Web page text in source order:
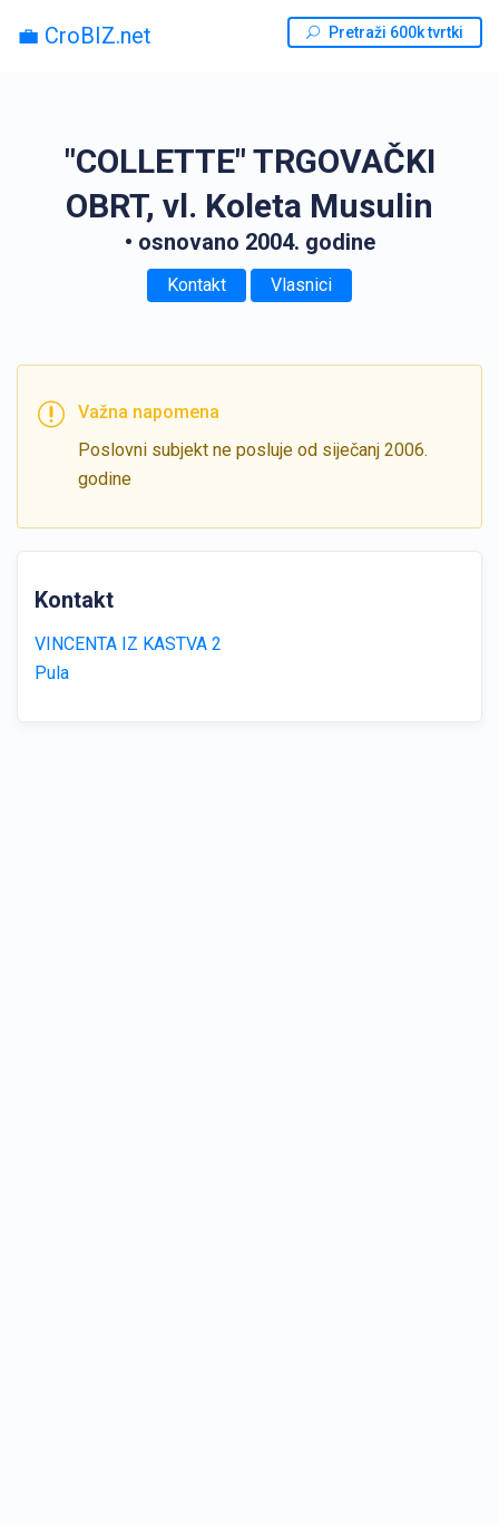
💼 CroBIZ.net Pretraži 600k tvrtki
"COLLETTE" TRGOVAČKI
OBRT, vl. Koleta Musulin
• osnovano 2004. godine
Kontakt Vlasnici
Važna napomena
Poslovni subjekt ne posluje od siječanj 2006.
godine
Kontakt
VINCENTA IZ KASTVA 2
Pula